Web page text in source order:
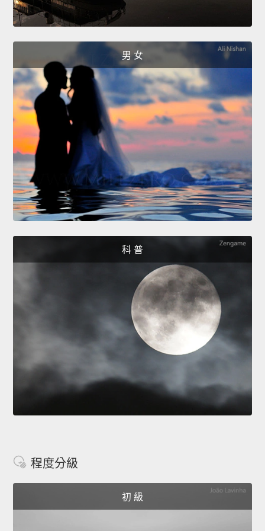
男 女
科 普
程度分級
初 級